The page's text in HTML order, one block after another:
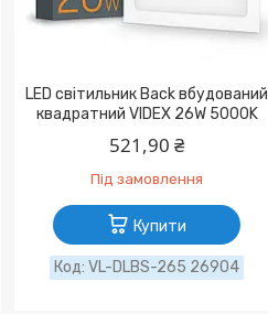
LED світильник Back вбудований
квадратний VIDEX 26W 5000K
521,90 ₴
Під замовлення
Купити
VL-DLBS-265 26904